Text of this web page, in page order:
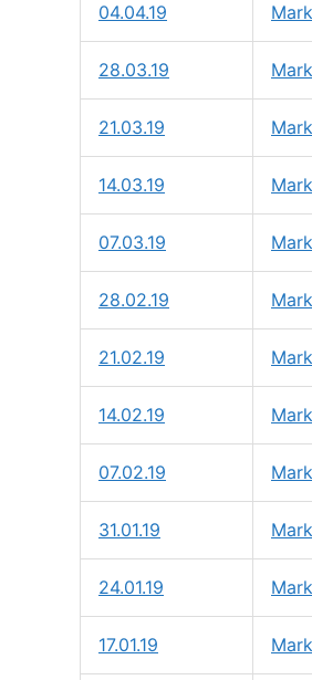
04.04.19
28.03.19
21.03.19
14.03.19
07.03.19
28.02.19
21.02.19
14.02.19
07.02.19
31.01.19
24.01.19
17.01.19